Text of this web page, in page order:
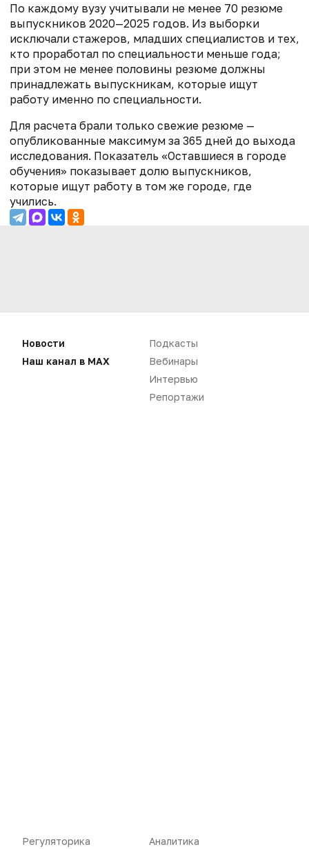
По каждому вузу учитывали не менее 70 резюме
выпускников 2020—2025 годов. Из выборки
исключали стажеров, младших специалистов и тех,
кто проработал по специальности меньше года;
при этом не менее половины резюме должны
принадлежать выпускникам, которые ищут
работу именно по специальности.
Для расчета брали только свежие резюме —
опубликованные максимум за 365 дней до выхода
исследования. Показатель «Оставшиеся в городе
обучения» показывает долю выпускников,
которые ищут работу в том же городе, где
учились.
Новости
Наш канал в MAX
Подкасты
Вебинары
Интервью
Репортажи
Регуляторика
Аналитика